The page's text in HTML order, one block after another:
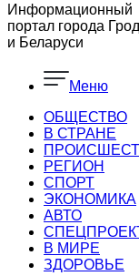
Информационный
портал города
и Беларуси
Меню
ОБЩЕСТВО
В СТРАНЕ
РЕГИОН
CПОРТ
ЭКОНОМИКА
АВТО
В МИРЕ
ЗДОРОВЬЕ